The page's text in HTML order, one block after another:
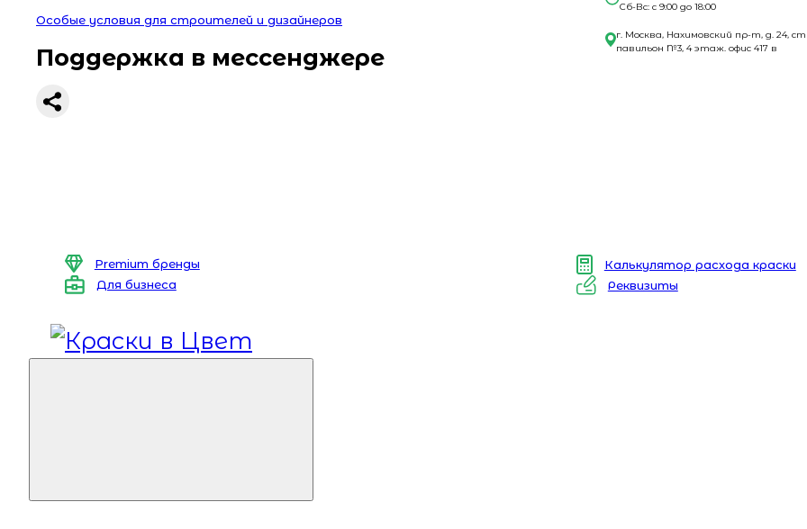
Особые условия для строителей и дизайнеров
Поддержка в мессенджере
Сб-Вс: с 9:00 до 18:00
г. Москва, Нахимовский пр-т, д. 24,
павильон №3, 4 этаж. офис 417 в
Premium бренды
Калькулятор расхода краски
Для бизнеса
Реквизиты